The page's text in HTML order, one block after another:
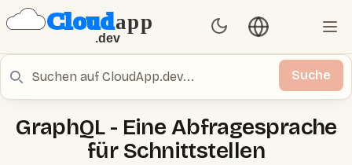
Set ThemeSprache
Suche
Suche
GraphQL - Eine Abfragesprache
für Schnittstellen